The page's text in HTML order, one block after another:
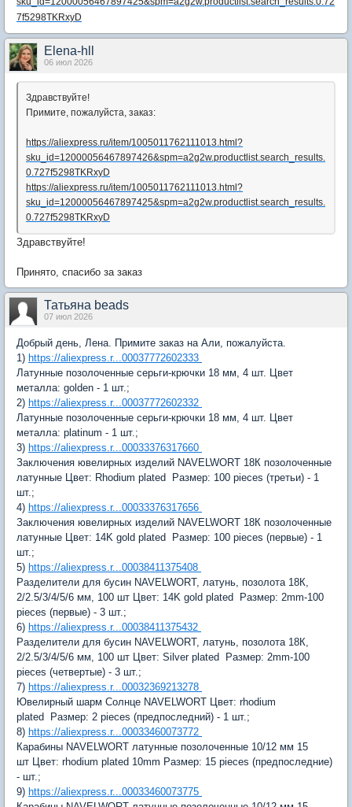
7f5298TKRxyD
Elena-hll
06 июл 2026
Здравствуйте!
Примите, пожалуйста, заказ:
https://aliexpress.ru/item/1005011762111013.html?
sku_id=12000056467897426&spm=a2g2w.productlist.search_results.
0.727f5298TKRxyD
https://aliexpress.ru/item/1005011762111013.html?
sku_id=12000056467897425&spm=a2g2w.productlist.search_results.
0.727f5298TKRxyD
Здравствуйте!
Принято, спасибо за заказ
Татьяна beads
07 июл 2026
Добрый день, Лена. Примите заказ на Али, пожалуйста.
1) https://aliexpress.r...00037772602333
Латунные позолоченные серьги-крючки 18 мм, 4 шт. Цвет
металла: golden - 1 шт.;
2) https://aliexpress.r...00037772602332
Латунные позолоченные серьги-крючки 18 мм, 4 шт. Цвет
металла: platinum - 1 шт.;
3) https://aliexpress.r...00033376317660
Заключения ювелирных изделий NAVELWORT 18К позолоченные
латунные Цвет: Rhodium plated Размер: 100 pieces (третьи) - 1
шт.;
4) https://aliexpress.r...00033376317656
Заключения ювелирных изделий NAVELWORT 18К позолоченные
латунные Цвет: 14K gold plated Размер: 100 pieces (первые) - 1
шт.;
5) https://aliexpress.r...00038411375408
Разделители для бусин NAVELWORT, латунь, позолота 18К,
2/2.5/3/4/5/6 мм, 100 шт Цвет: 14K gold plated Размер: 2mm-100
pieces (первые) - 3 шт.;
6) https://aliexpress.r...00038411375432
Разделители для бусин NAVELWORT, латунь, позолота 18К,
2/2.5/3/4/5/6 мм, 100 шт Цвет: Silver plated Размер: 2mm-100
pieces (четвертые) - 3 шт.;
7) https://aliexpress.r...00032369213278
Ювелирный шарм Солнце NAVELWORT Цвет: rhodium
plated
Размер: 2 pieces (предпоследний) - 1 шт.;
8) https://aliexpress.r...00033460073772
Карабины NAVELWORT латунные позолоченные 10/12 мм 15
шт Цвет: rhodium plated 10mm Размер: 15 pieces (предпоследние)
- шт.;
9) https://aliexpress.r...00033460073775